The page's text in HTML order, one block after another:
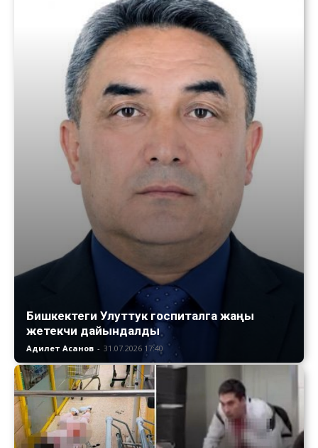
Бишкектеги Улуттук госпиталга жаңы
жетекчи дайындалды
Адилет Асанов - 31.07.2026 17:40